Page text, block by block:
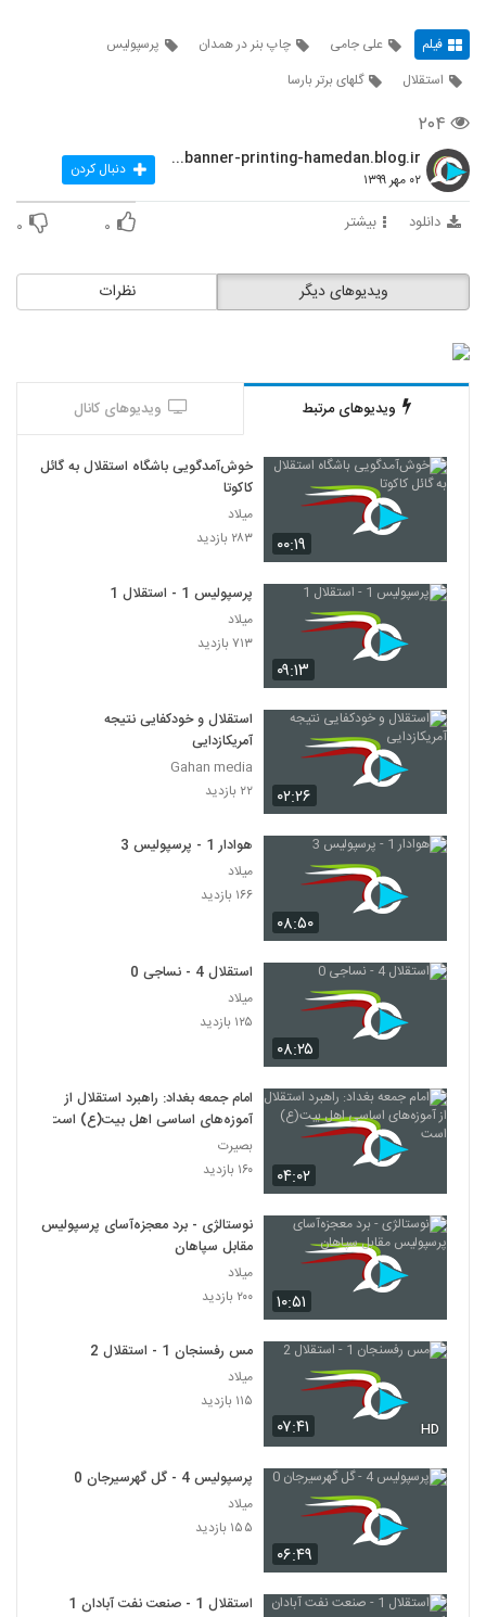
فیلم علی جامی چاپ بنر در همدان
پرسپولیس
استقلال
گلهای برتر بارسا
۲۰۴
http://banner-printing-hamedan.blog.ir/
۰۲ مهر ۱۳۹۹ دنبال کردن
دانلود بیشتر ۰ ۰
نظرات ویدیوهای دیگر
ویدیوهای مرتبط ویدیوهای کانال
۰۰:۱۹
خوش‌آمدگویی باشگاه استقلال به گائل
کاکوتا
میلاد
۲۸۳ بازدید
۰۹:۱۳
پرسپولیس 1 - استقلال 1
میلاد
۷۱۳ بازدید
۰۲:۲۶
استقلال و خودکفایی نتیجه
آمریکازدایی
Gahan media
۲۲ بازدید
۰۸:۵۰
هوادار 1 - پرسپولیس 3
میلاد
۱۶۶ بازدید
۰۸:۲۵
استقلال 4 - نساجی 0
میلاد
۱۲۵ بازدید
۰۴:۰۲
امام جمعه بغداد: راهبرد استقلال از
آموزه‌های اساسی اهل بیت(ع) است
بصیرت
۱۶۰ بازدید
۱۰:۵۱
نوستالژی - برد معجزه‌آسای پرسپولیس
مقابل سپاهان
میلاد
۲۰۰ بازدید
۰۷:۴۱ HD
مس رفسنجان 1 - استقلال 2
میلاد
۱۱۵ بازدید
۰۶:۴۹
پرسپولیس 4 - گل گهرسیرجان 0
میلاد
۱۵۵ بازدید
استقلال 1 - صنعت نفت آبادان 1